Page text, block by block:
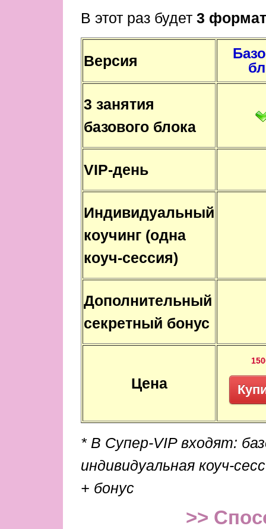
В этот раз будет 3
Версия
3 занятия
базового блока
VIP-день
Индивидуальный
коучинг (одна
коуч-сессия)
Дополнительный
секретный бонус
Цена
* В Супер-VIP входят:
индивидуальная коуч-
+ бонус
>>